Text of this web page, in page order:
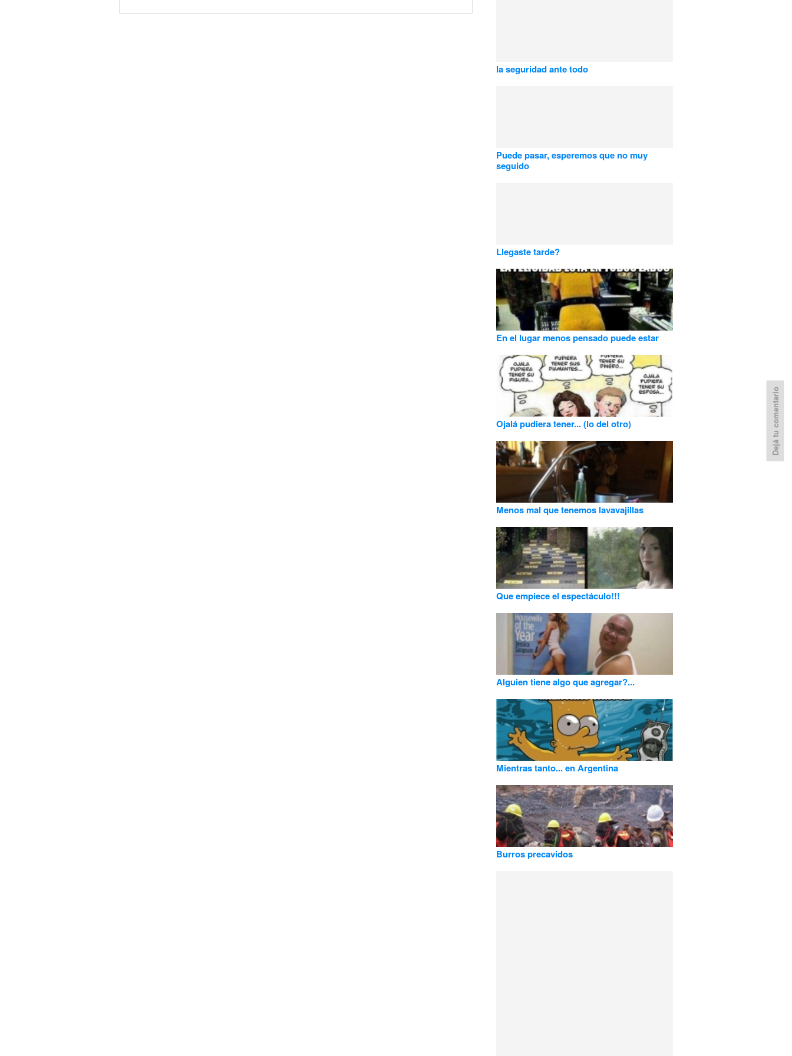
la seguridad ante todo
Puede pasar, esperemos que no muy
seguido
Llegaste tarde?
En el lugar menos pensado puede estar
Ojalá pudiera tener... (lo del otro)
Menos mal que tenemos lavavajillas
Que empiece el espectáculo!!!
Alguien tiene algo que agregar?...
Mientras tanto... en Argentina
Burros precavidos
Dejá tu comentario